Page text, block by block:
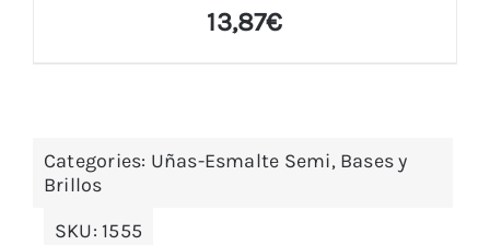
13,87€
Categories: Uñas-Esmalte Semi, Bases y
Brillos
SKU:1555